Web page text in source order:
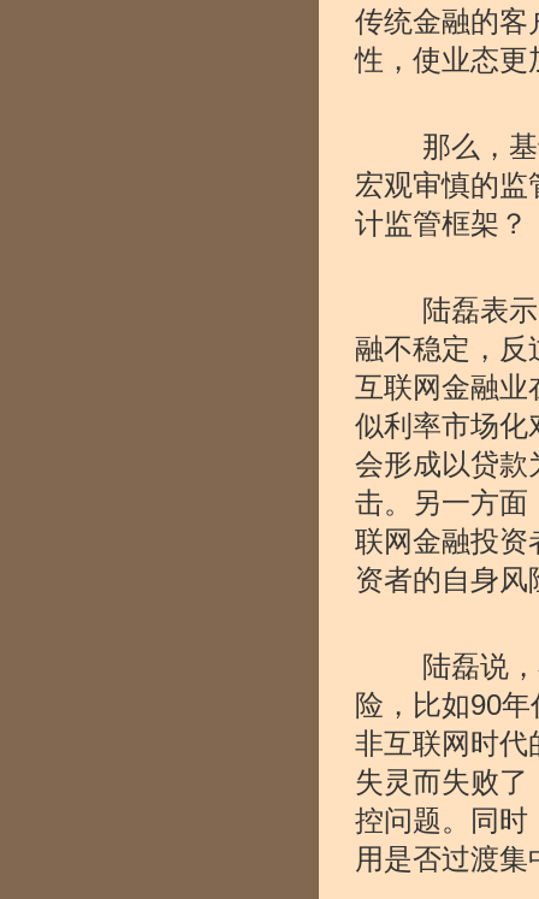
传统金融的客
性，使业态更
那么，基于
宏观审慎的监
计监管框架？
陆磊表示，
融不稳定，反
互联网金融业
似利率市场化
会形成以贷款
击。另一方面
联网金融投资
资者的自身风
陆磊说，在
险，比如90
非互联网时代
失灵而失败了
控问题。同时
用是否过渡